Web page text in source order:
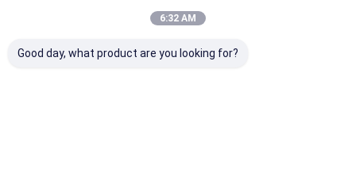
6:32 AM
Good day, what product are you looking for?